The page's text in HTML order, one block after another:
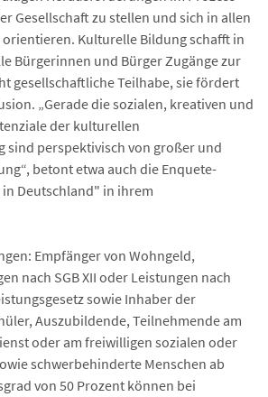
Gesellschaft zu stellen und sich in allen
Kulturelle Bildung schafft in
Bürgerinnen und Bürger Zugänge zur
gesellschaftliche Teilhabe, sie fördert
„Gerade die sozialen, kreativen und
der kulturellen
sind perspektivisch von großer und
betont etwa auch die Enquete-
Deutschland" in ihrem
Empfänger von Wohngeld,
nach SGB XII oder Leistungen nach
sowie Inhaber der
Auszubildende, Teilnehmende am
oder am freiwilligen sozialen oder
schwerbehinderte Menschen ab
von 50 Prozent können bei